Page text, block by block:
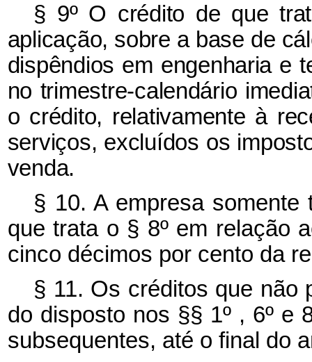
§ 9º O crédito de que
aplicação, sobre a base de
dispêndios em engenharia e
no trimestre-calendário
o crédito, relativamente à
serviços, excluídos os
venda.
§ 10. A empresa
que trata o § 8º em relação
cinco décimos por cento da
§ 11. Os créditos que não
do disposto nos §§ 1º , 6º e
subsequentes, até o final do